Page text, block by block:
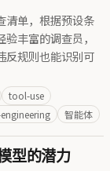
清单，根据预设条
丰富的调查员，
反规则也能识别可
tool-use
智能体
型的潜力